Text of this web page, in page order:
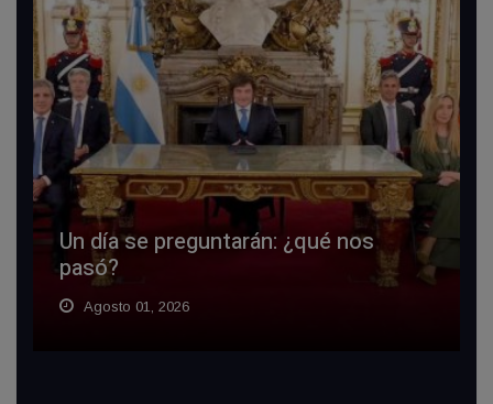
Un día se preguntarán: ¿qué nos
pasó?
Agosto 01, 2026